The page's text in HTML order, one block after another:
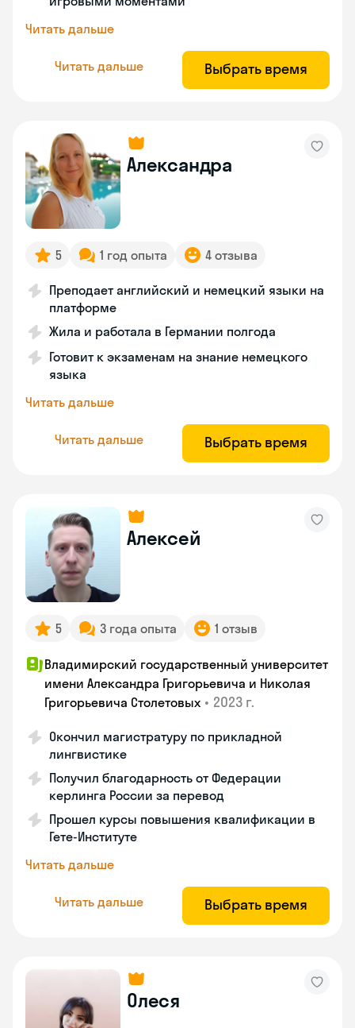
Читать дальше
Читать дальше Выбрать время
Александра
5 1 год опыта 4 отзыва
Преподает английский и немецкий языки на
платформе
Жила и работала в Германии полгода
Готовит к экзаменам на знание немецкого
языка
Читать дальше
Читать дальше Выбрать время
Алексей
5 3 года опыта 1 отзыв
Владимирский государственный университет
имени Александра Григорьевича и Николая
Григорьевича Столетовых • 2023 г.
Окончил магистратуру по прикладной
лингвистике
Получил благодарность от Федерации
керлинга России за перевод
Прошел курсы повышения квалификации в
Гете-Институте
Читать дальше
Читать дальше Выбрать время
Олеся